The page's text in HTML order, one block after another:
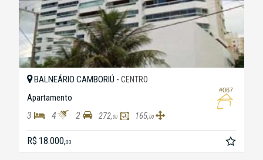
#067
BALNEÁRIO CAMBORIÚ - CENTRO
Apartamento
3 4 2 272,00 165,00
R$ 18.000,00